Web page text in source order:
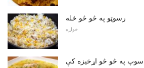
رسوټو په څو څو ځله
خواړه
سوپ په څو څو اړخیزه کې